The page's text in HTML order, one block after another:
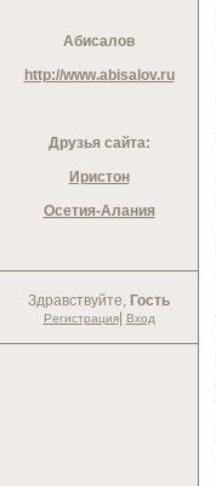
Абисалов
http://www.abisalov.ru
Друзья сайта:
Иристон
Осетия-Алания
Здравствуйте, Гость
Регистрация| Вход